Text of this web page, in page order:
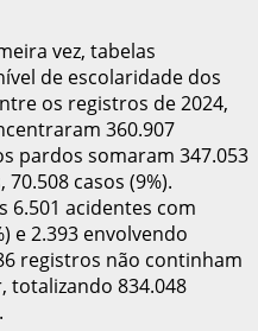
vez, tabelas
de escolaridade dos
os registros de 2024,
360.907
pardos somaram 347.053
casos (9%).
6.501 acidentes com
e 2.393 envolvendo
registros não continham
totalizando 834.048